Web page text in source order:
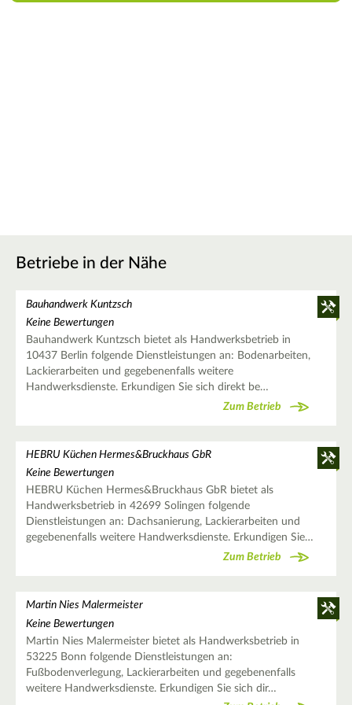
Betriebe in der Nähe
Bauhandwerk Kuntzsch
Keine Bewertungen
Bauhandwerk Kuntzsch bietet als Handwerksbetrieb in
10437 Berlin folgende Dienstleistungen an: Bodenarbeiten,
Lackierarbeiten und gegebenenfalls weitere
Handwerksdienste. Erkundigen Sie sich direkt be…
Zum Betrieb
HEBRU Küchen Hermes&Bruckhaus GbR
Keine Bewertungen
HEBRU Küchen Hermes&Bruckhaus GbR bietet als
Handwerksbetrieb in 42699 Solingen folgende
Dienstleistungen an: Dachsanierung, Lackierarbeiten und
gegebenenfalls weitere Handwerksdienste. Erkundigen Sie…
Zum Betrieb
Martin Nies Malermeister
Keine Bewertungen
Martin Nies Malermeister bietet als Handwerksbetrieb in
53225 Bonn folgende Dienstleistungen an:
Fußbodenverlegung, Lackierarbeiten und gegebenenfalls
weitere Handwerksdienste. Erkundigen Sie sich dir…